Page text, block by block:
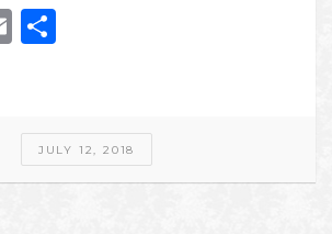
Email
JULY 12, 2018